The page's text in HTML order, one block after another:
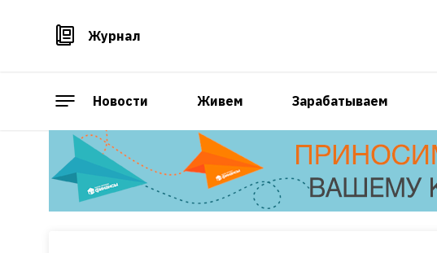
Журнал
Новости Живем Зарабатываем